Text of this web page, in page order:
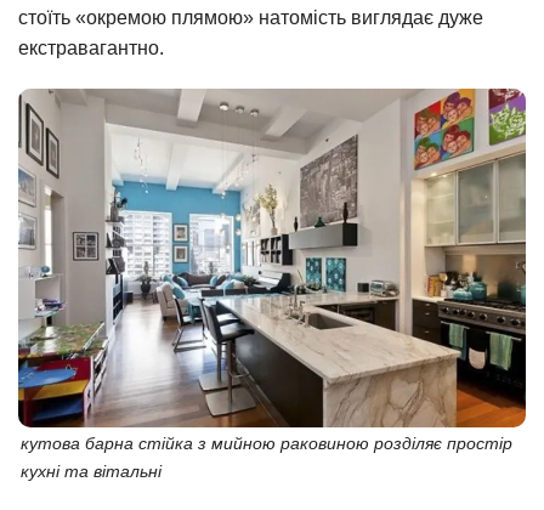
стоїть «окремою плямою» натомість виглядає дуже
екстравагантно.
кутова барна стійка з мийною раковиною розділяє простір
кухні та вітальні